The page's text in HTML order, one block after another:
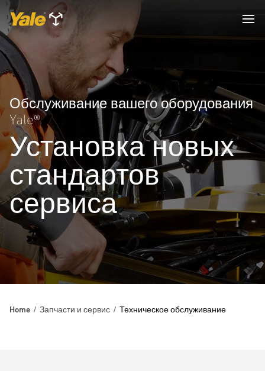
Обслуживание вашего оборудования
Yale®
Установка новых
стандартов
сервиса
Home Запчасти и сервис Техническое обслуживание